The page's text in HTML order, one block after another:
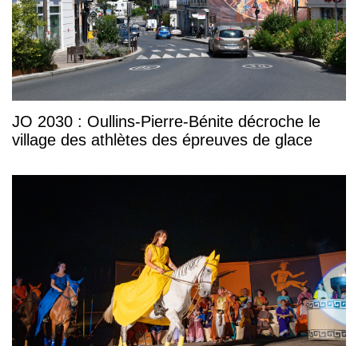
JO 2030 : Oullins-Pierre-Bénite décroche le
village des athlètes des épreuves de glace